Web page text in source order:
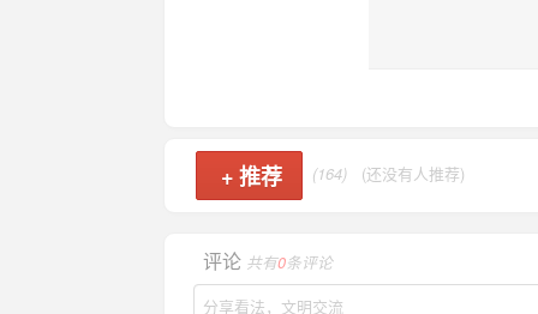
+ 推荐 (164) (还没有人推荐)
评论 共有0条评论